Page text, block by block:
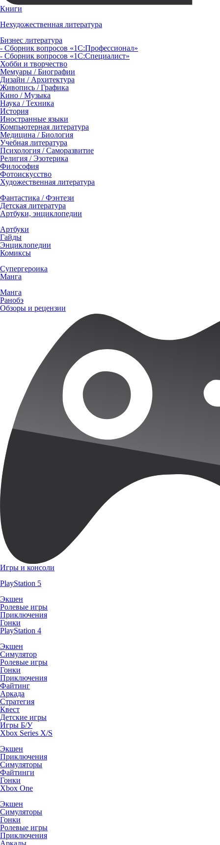
Книги
Нехудожественная литература
Бизнес литература
- Сборник вопросов «1С:Профессионал»
- Сборник вопросов «1С:Специалист»
Хобби и творчество
Мемуары / Биографии
Дизайн / Архитектура
Живопись / Графика
Кино / Музыка
Наука / Техника
История
Иностранные языки
Компьютерная литература
Медицина / Биология
Учебная литература
Психология / Саморазвитие
Религия / Эзотерика
Философия
Фотоискусство
Художественная литература
Фантастика / Фэнтези
Детская литература
Артбуки, энциклопедии
Артбуки
Гайды
Энциклопедии
Комиксы
Супергероика
Манга
Манга
Ранобэ
Обзоры и рецензии
Игры и консоли
PlayStation 5
Экшен
Ролевые игры
Приключения
Гонки
PlayStation 4
Экшен
Симулятор
Ролевые игры
Гонки
Приключения
Файтинг
Аркада
Стратегия
Квест
Детские игры
Игры Б/У
Xbox Series X/S
Экшен
Приключения
Симуляторы
Файтинги
Гонки
Xbox One
Экшен
Симуляторы
Гонки
Ролевые игры
Приключения
Аркады